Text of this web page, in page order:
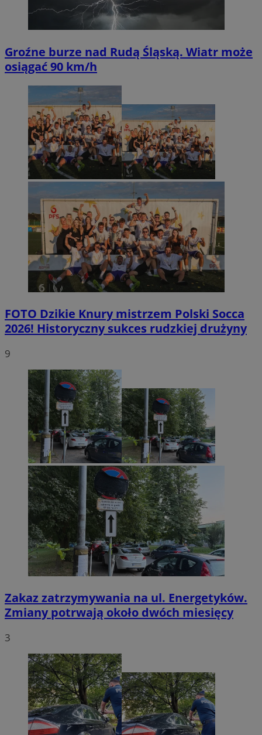
Groźne burze nad Rudą Śląską. Wiatr może
osiągać 90 km/h
FOTO Dzikie Knury mistrzem Polski Socca
2026! Historyczny sukces rudzkiej drużyny
9
Zakaz zatrzymywania na ul. Energetyków.
Zmiany potrwają około dwóch miesięcy
3